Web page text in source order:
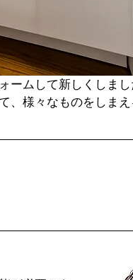
ームして新しくしまし
、様々なものをしま